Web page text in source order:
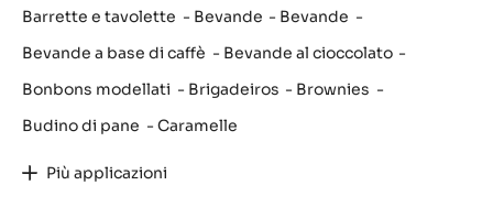
Barrette e tavolette
Bevande
Bevande
Bevande a base di caffè
Bevande al cioccolato
Bonbons modellati
Brigadeiros
Brownies
Budino di pane
Caramelle
Più applicazioni